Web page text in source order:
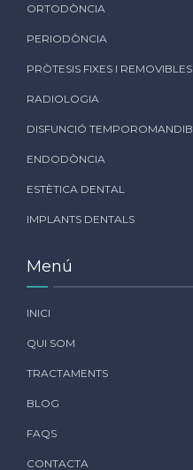
ORTODÒNCIA
PERIODÒNCIA
PRÒTESIS FIXES I REMOVIBLES
RADIOLOGIA
DISFUNCIÓ
ENDODÒNCIA
ESTÈTICA DENTAL
IMPLANTS DENTALS
Menú
INICI
QUI SOM
TRACTAMENTS
BLOG
FAQS
CONTACTA